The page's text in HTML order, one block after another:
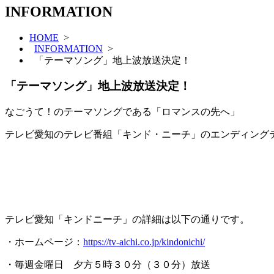
INFORMATION
HOME >
INFORMATION >
「テーマソング」地上波放送決定！
「テーマソング」地上波放送決定！
なごうて！のテーマソングである「ロマンスの先へ」
テレビ愛知のテレビ番組「キンド・ニーチ」のエンディング
テレビ愛知「キンドニーチ」の詳細は以下の通りです。
・ホームページ： https://tv-aichi.co.jp/kindonichi/
・毎週金曜日 夕方５時３０分（３０分）放送